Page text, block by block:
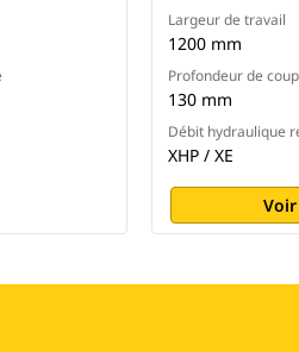
Largeur de travail
1200 mm
Profondeur de
130 mm
Débit hydraulique
XHP / XE